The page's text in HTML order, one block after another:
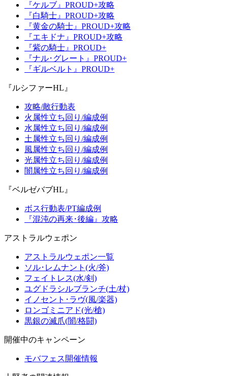
『ケルブ』PROUD+攻略
『白騎士』PROUD+攻略
『黄金の騎士』PROUD+攻略
『エキドナ』PROUD+攻略
『紫の騎士』PROUD+
『ナル･グレート』PROUD+
『ギルベルト』PROUD+
『ルシファーHL』
攻略/敵行動表
火属性立ち回り/編成例
水属性立ち回り/編成例
土属性立ち回り/編成例
風属性立ち回り/編成例
光属性立ち回り/編成例
闇属性立ち回り/編成例
『ベルゼバブHL』
ボス行動表/PT編成例
『混沌の再来･後編』攻略
アストラルウェポン
アストラルウェポン一覧
ソル･レムナント(火/斧)
フェイトレス(水/剣)
ユグドラシルブランチ(土/杖)
イノセント･ラヴ(風/楽器)
ロンゴミニアド(光/槍)
黒銀の滅爪(闇/格闘)
開催中のキャンペーン
モバフェス開催情報